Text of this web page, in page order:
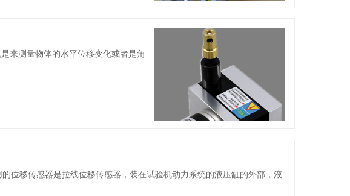
来测量物体的水平位移变化或者是角
位移传感器是拉线位移传感器，装在试验机动力系统的液压缸的外部，液